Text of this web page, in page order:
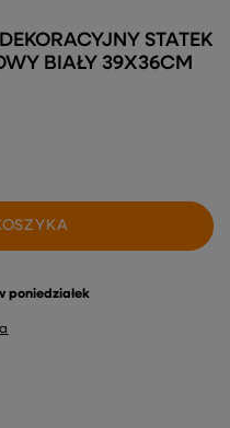
STATEK
BIAŁY 39X36CM
poniedziałek